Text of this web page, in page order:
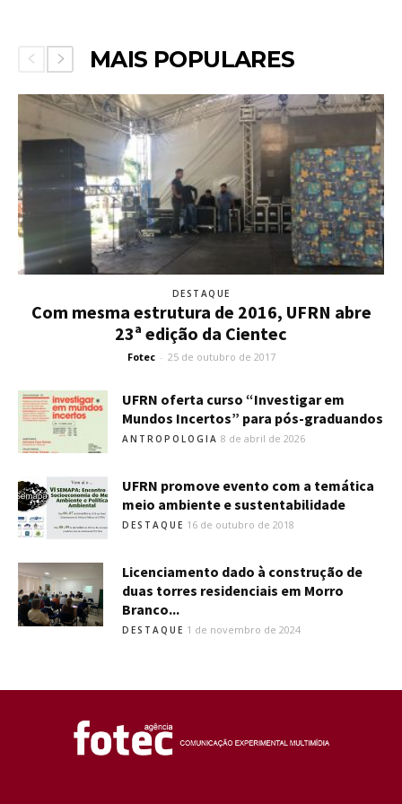
MAIS POPULARES
DESTAQUE
Com mesma estrutura de 2016, UFRN abre
23ª edição da Cientec
Fotec - 25 de outubro de 2017
UFRN oferta curso “Investigar em
Mundos Incertos” para pós-graduandos
ANTROPOLOGIA 8 de abril de 2026
UFRN promove evento com a temática
meio ambiente e sustentabilidade
DESTAQUE 16 de outubro de 2018
Licenciamento dado à construção de
duas torres residenciais em Morro
Branco...
DESTAQUE 1 de novembro de 2024